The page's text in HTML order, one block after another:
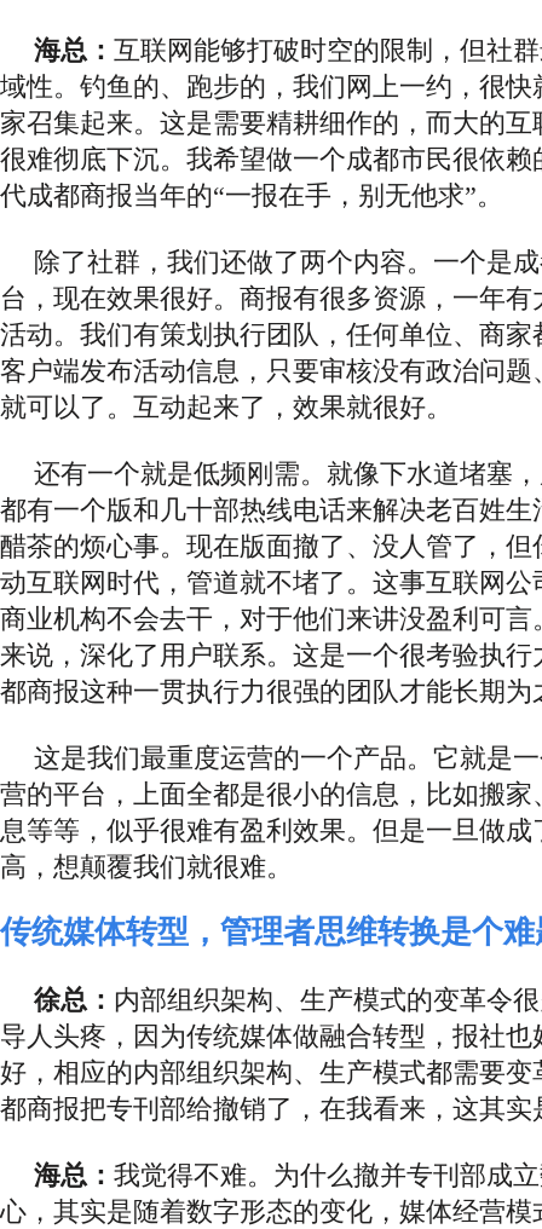
海总： 互联网能够打破时空的限制，但社
域性。 钓鱼的、跑步的，我们网上一约，很快
家召集起来。这是需要精耕细作的，而大的
很难彻底下沉。我希望做一个成都市民很依赖
代成都商报当年的“一报在手，别无他求”。
除了社群，我们还做了两个内容。一个是
台，现在效果很好。商报有很多资源，一年有
活动。我们有策划执行团队，任何单位、商家
客户端发布活动信息，只要审核没有政治问题
就可以了。互动起来了，效果就很好。
还有一个就是低频刚需。就像下水道堵塞
都有一个版和几十部热线电话来解决老百姓生
醋茶的烦心事。现在版面撤了、没人管了，但
动互联网时代，管道就不堵了。这事互联网公
商业机构不会去干，对于他们来讲没盈利可言
来说，深化了用户联系。这是一个很考验执
都商报这种一贯执行力很强的团队才能长期为
这是我们最重度运营的一个产品。它就是
营的平台，上面全都是很小的信息，比如搬家
息等等，似乎很难有盈利效果。但是一旦做
高，想颠覆我们就很难。
传统媒体转型，管理者思维转换是个难
徐总： 内部组织架构、生产模式的变革令
导人头疼，因为传统媒体做融合转型，报社也
好，相应的内部组织架构、生产模式都需要变
都商报把专刊部给撤销了，在我看来，这其实
海总： 我觉得不难。为什么撤并专刊部成
心，其实是随着数字形态的变化，媒体经营模